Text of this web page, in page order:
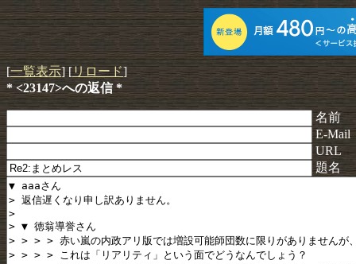
[一覧表示] [リロード]
* <23147>への返信 *
名前
E-Mail
URL
題名